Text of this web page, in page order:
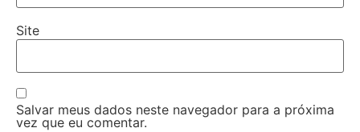
Site
Salvar meus dados neste navegador para a próxima
vez que eu comentar.